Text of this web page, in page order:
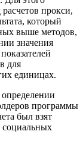
прокси,
который
выше методов,
значения
для
единицах.
программы
был взят
социальных